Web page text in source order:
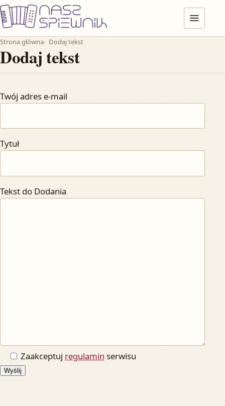
Przejdź do treści
Strona główna Dodaj tekst
Dodaj tekst
Twój adres e-mail
Tytuł
Tekst do Dodania
Zaakceptuj regulamin serwisu